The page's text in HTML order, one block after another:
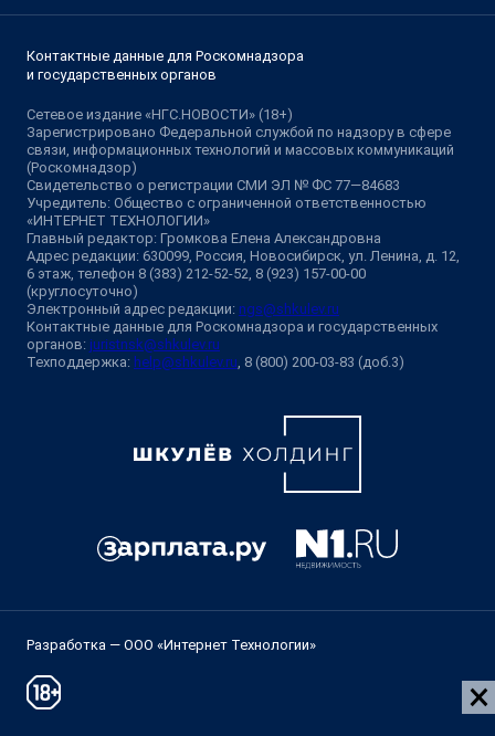
Контактные данные для Роскомнадзора
и государственных органов
Сетевое издание «НГС.НОВОСТИ» (18+)
Зарегистрировано Федеральной службой по надзору в сфере
связи, информационных технологий и массовых коммуникаций
(Роскомнадзор)
Свидетельство о регистрации СМИ ЭЛ № ФС 77—84683
Учредитель: Общество с ограниченной ответственностью
«ИНТЕРНЕТ ТЕХНОЛОГИИ»
Главный редактор: Громкова Елена Александровна
Адрес редакции: 630099, Россия, Новосибирск, ул. Ленина, д. 12,
6 этаж, телефон 8 (383) 212-52-52, 8 (923) 157-00-00
(круглосуточно)
Электронный адрес редакции: ngs@shkulev.ru
Контактные данные для Роскомнадзора и государственных
органов: juristnsk@shkulev.ru
Техподдержка: help@shkulev.ru , 8 (800) 200-03-83 (доб.3)
Разработка — ООО «Интернет Технологии»